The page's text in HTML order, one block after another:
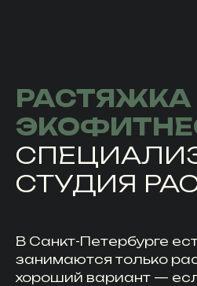
РАСТЯЖКА
СТУДИЯ
В Санкт-Петербурге
занимаются только
хороший вариант —